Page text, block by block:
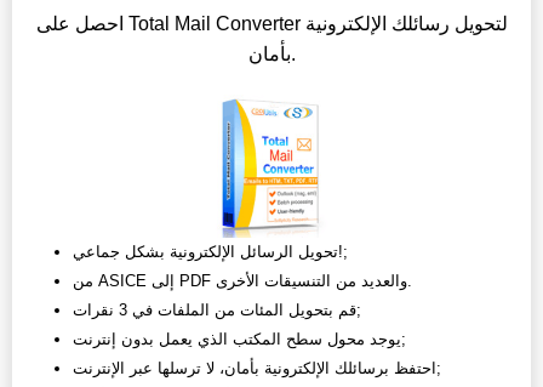
احصل على Total Mail Converter لتحويل رسائلك الإلكترونية
بأمان.
تحويل الرسائل الإلكترونية بشكل جماعي!;
من ASICE إلى PDF والعديد من التنسيقات الأخرى.
قم بتحويل المئات من الملفات في 3 نقرات;
يوجد محول سطح المكتب الذي يعمل بدون إنترنت;
احتفظ برسائلك الإلكترونية بأمان، لا ترسلها عبر الإنترنت;